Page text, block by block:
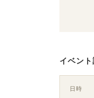
イベント
日時